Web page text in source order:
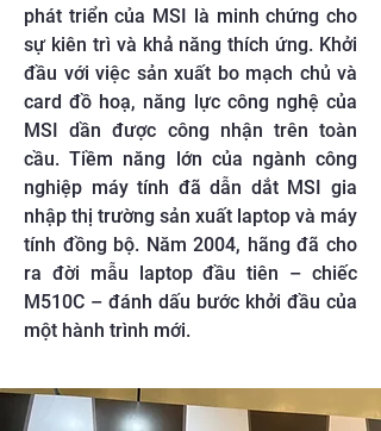
phát triển của MSI là minh chứng cho
sự kiên trì và khả năng thích ứng. Khởi
đầu với việc sản xuất bo mạch chủ và
card đồ hoạ, năng lực công nghệ của
MSI dần được công nhận trên toàn
cầu. Tiềm năng lớn của ngành công
nghiệp máy tính đã dẫn dắt MSI gia
nhập thị trường sản xuất laptop và máy
tính đồng bộ. Năm 2004, hãng đã cho
ra đời mẫu laptop đầu tiên – chiếc
M510C – đánh dấu bước khởi đầu của
một hành trình mới.